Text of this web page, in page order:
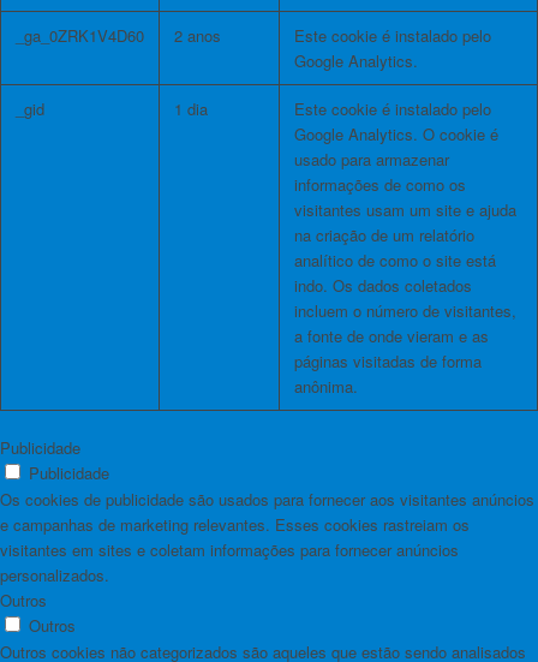
_ga_0ZRK1V4D60 2 anos
Este cookie é instalado pelo
Google Analytics.
_gid 1 dia
Este cookie é instalado pelo
Google Analytics. O cookie é
usado para armazenar
informações de como os
visitantes usam um site e ajuda
na criação de um relatório
analítico de como o site está
indo. Os dados coletados
incluem o número de visitantes,
a fonte de onde vieram e as
páginas visitadas de forma
anônima.
Publicidade
Publicidade
Os cookies de publicidade são usados ​​para fornecer aos visitantes anúncios
e campanhas de marketing relevantes. Esses cookies rastreiam os
visitantes em sites e coletam informações para fornecer anúncios
personalizados.
Outros
Outros
Outros cookies não categorizados são aqueles que estão sendo analisados ​​